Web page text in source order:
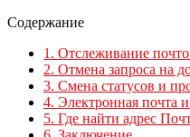
Содержание
1. Отслеживание
2. Отмена запроса на
3. Смена статусов и
4. Электронная почта
5. Где найти адрес